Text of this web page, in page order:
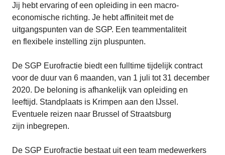
Jij hebtervaring of een opleiding in een macro-
economische richting. Je hebt affiniteit met de
uitgangspunten van de SGP. Een teammentaliteit
en flexibele instelling zijn pluspunten.
De SGP Eurofractie biedt een fulltime tijdelijk contract
voor de duur van 6 maanden, van 1 juli tot 31 december
2020. De beloning is afhankelijk van opleiding en
leeftijd. Standplaats is Krimpen aan den IJssel.
Eventuele reizen naar Brussel of Straatsburg
zijn inbegrepen.
De SGP Eurofractie bestaat uit een team medewerkers